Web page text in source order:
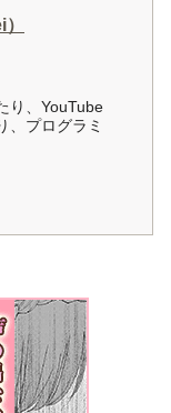
り、YouTube
、プログラミ